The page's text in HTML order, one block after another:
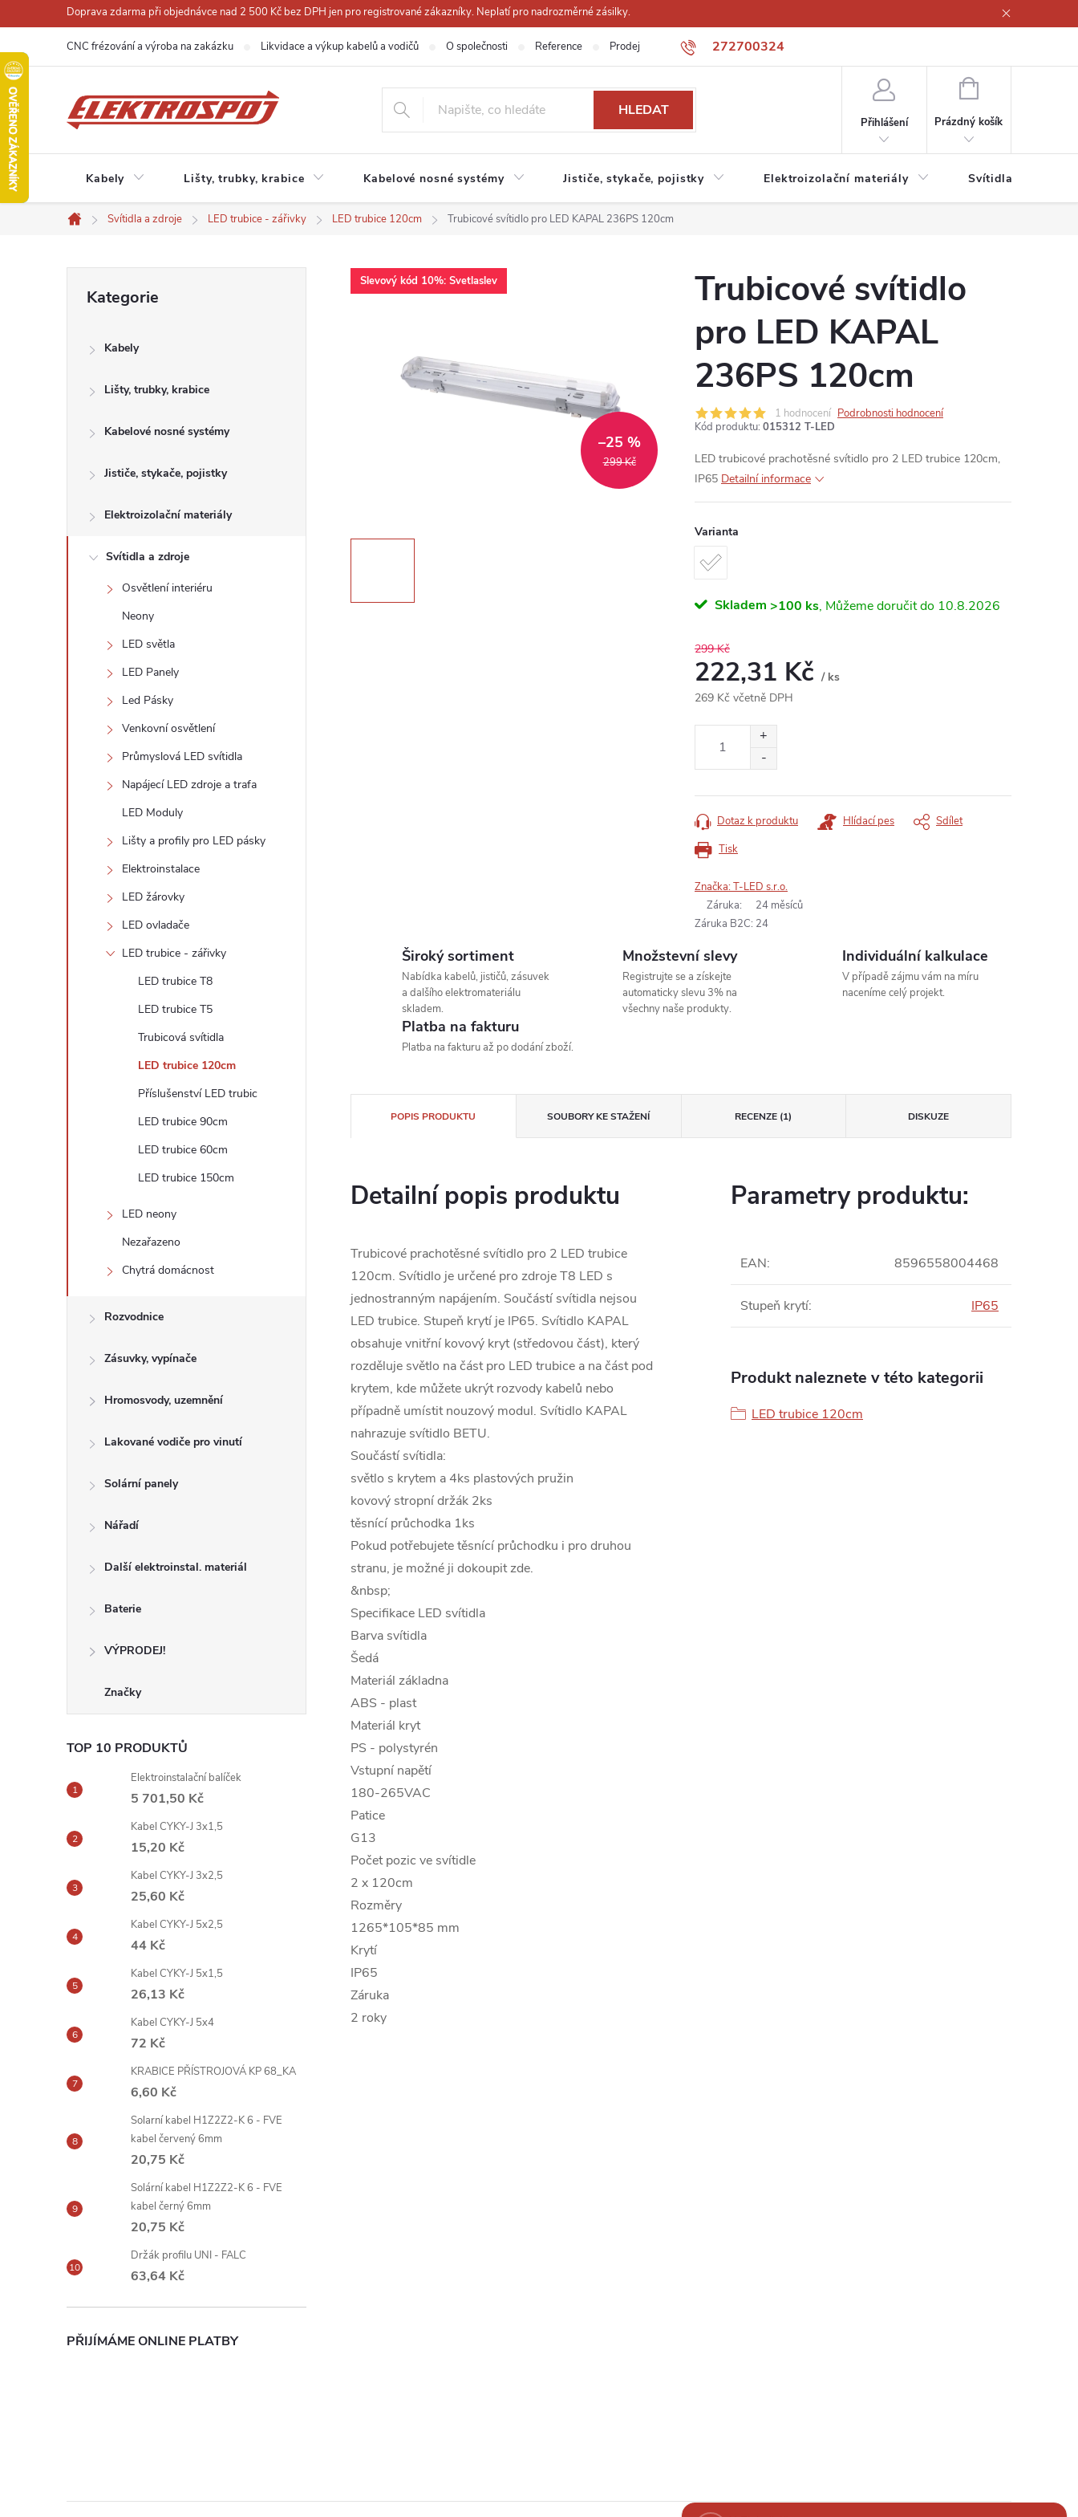
na
obsah
Doprava zdarma při objednávce nad 2 500 Kč bez DPH jen pro registrované zákazníky. Neplatí pro nadrozměrné zásilky.
272700324
CNC frézování a výroba na zakázku Likvidace a výkup kabelů a vodičů O společnosti Reference Prodejna Obchodní podmínky
HLEDAT
Přihlášení
NÁKUPNÍ
Prázdný košík
Kabely Lišty, trubky, krabice Kabelové nosné systémy Jističe, stykače, pojistky Elektroizolační materiály Svítidla a zdroje
Domů
Svítidla a zdroje LED trubice - zářivky LED trubice 120cm Trubicové svítidlo pro LED KAPAL 236PS 120cm
n
kategorie
Kategorie
Kabely
Lišty, trubky, krabice
Kabelové nosné systémy
Jističe, stykače, pojistky
Elektroizolační materiály
Svítidla a zdroje
Osvětlení interiéru
Neony
LED světla
LED Panely
Led Pásky
Venkovní osvětlení
Průmyslová LED svítidla
Napájecí LED zdroje a trafa
LED Moduly
Lišty a profily pro LED pásky
Elektroinstalace
LED žárovky
LED ovladače
LED trubice - zářivky
LED trubice T8
LED trubice T5
Trubicová svítidla
LED trubice 120cm
Příslušenství LED trubic
LED trubice 90cm
LED trubice 60cm
LED trubice 150cm
LED neony
Nezařazeno
Chytrá domácnost
Rozvodnice
Zásuvky, vypínače
Hromosvody, uzemnění
Lakované vodiče pro vinutí
Solární panely
Nářadí
Další elektroinstal. materiál
Baterie
VÝPRODEJ!
Značky
TOP 10 PRODUKTŮ
Elektroinstalační balíček
5 701,50 Kč
Kabel CYKY-J 3x1,5
15,20 Kč
Kabel CYKY-J 3x2,5
25,60 Kč
Kabel CYKY-J 5x2,5
44 Kč
Kabel CYKY-J 5x1,5
26,13 Kč
Kabel CYKY-J 5x4
72 Kč
KRABICE PŘÍSTROJOVÁ KP 68_KA
6,60 Kč
Solarní kabel H1Z2Z2-K 6 - FVE
kabel červený 6mm
20,75 Kč
Solární kabel H1Z2Z2-K 6 - FVE
kabel černý 6mm
20,75 Kč
Držák profilu UNI - FALC
63,64 Kč
PŘIJÍMÁME ONLINE PLATBY
Slevový kód 10%: Svetlaslev
299 Kč
–25 %
Trubicové svítidlo
pro LED KAPAL
236PS 120cm
1 hodnocení Podrobnosti hodnocení
Kód produktu: 015312 T-LED
LED trubicové prachotěsné svítidlo pro 2 LED trubice 120cm,
IP65 Detailní informace
Varianta
Skladem >100 ks 10.8.2026
299 Kč
222,31 Kč / ks
269 Kč včetně DPH
Tisk
Dotaz k produktu Hlídací pes Sdílet
Značka:T-LED s.r.o.
Záruka:
24 měsíců
Záruka B2C: 24
Široký sortiment
Nabídka kabelů, jističů, zásuvek
a dalšího elektromateriálu
skladem.
Množstevní slevy
Registrujte se a získejte
automaticky slevu 3% na
všechny naše produkty.
Individuální kalkulace
V případě zájmu vám na míru
naceníme celý projekt.
Platba na fakturu
Platba na fakturu až po dodání zboží.
POPIS PRODUKTU SOUBORY KE STAŽENÍ RECENZE (1) DISKUZE
Detailní popis produktu
Trubicové prachotěsné svítidlo pro 2 LED trubice
120cm. Svítidlo je určené pro zdroje T8 LED s
jednostranným napájením. Součástí svítidla nejsou
LED trubice. Stupeň krytí je IP65. Svítidlo KAPAL
obsahuje vnitřní kovový kryt (středovou část), který
rozděluje světlo na část pro LED trubice a na část pod
krytem, kde můžete ukrýt rozvody kabelů nebo
případně umístit nouzový modul. Svítidlo KAPAL
nahrazuje svítidlo BETU.
Součástí svítidla:
světlo s krytem a 4ks plastových pružin
kovový stropní držák 2ks
těsnící průchodka 1ks
Pokud potřebujete těsnící průchodku i pro druhou
stranu, je možné ji dokoupit zde.
&nbsp;
Specifikace LED svítidla
Barva svítidla
Šedá
Materiál základna
ABS - plast
Materiál kryt
PS - polystyrén
Vstupní napětí
180-265VAC
Patice
G13
Počet pozic ve svítidle
2 x 120cm
Rozměry
1265*105*85 mm
Krytí
IP65
Záruka
2 roky
Parametry produktu:
EAN: 8596558004468
Stupeň krytí: IP65
Produkt naleznete v této kategorii
LED trubice 120cm